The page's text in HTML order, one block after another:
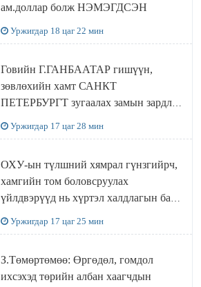
ам.доллар болж НЭМЭГДСЭН
Уржигдар 18 цаг 22 мин
Говийн Г.ГАНБААТАР гишүүн,
зөвлөхийн хамт САНКТ
ПЕТЕРБУРГТ зугаалах замын зардлаа
Уржигдар 17 цаг 28 мин
ОХУ-ын түлшний хямрал гүнзгийрч,
хамгийн том боловсруулах
үйлдвэрүүд нь хүртэл халдлагын бай
Уржигдар 17 цаг 25 мин
З.Төмөртөмөө: Өргөдөл, гомдол
ихсэхэд төрийн албан хаагчдын